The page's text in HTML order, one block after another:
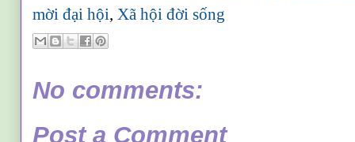
mời đại hội,Xã hội đời sống
No comments:
Post a Comment